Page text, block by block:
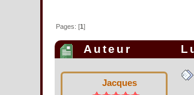
Pages: [1]
Auteur
Jacques